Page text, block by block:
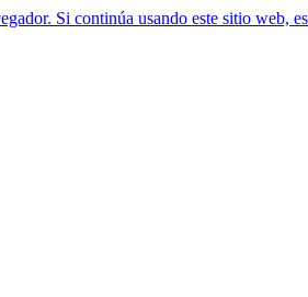
Si continúa usando este sitio web,